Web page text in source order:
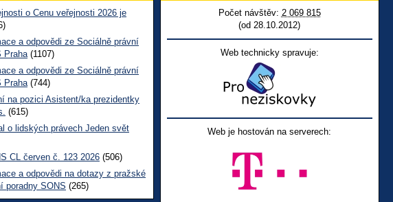
o Cenu veřejnosti 2026 je
a odpovědi ze Sociálně právní
Praha (1107)
a odpovědi ze Sociálně právní
Praha (744)
na pozici Asistent/ka prezidentky
(615)
o lidských právech Jeden svět
CL červen č. 123 2026 (506)
a odpovědi na dotazy z pražské
poradny SONS (265)
Počet návštěv: 2 069 815
(od 28.10.2012)
Web technicky spravuje:
Web je hostován na serverech: